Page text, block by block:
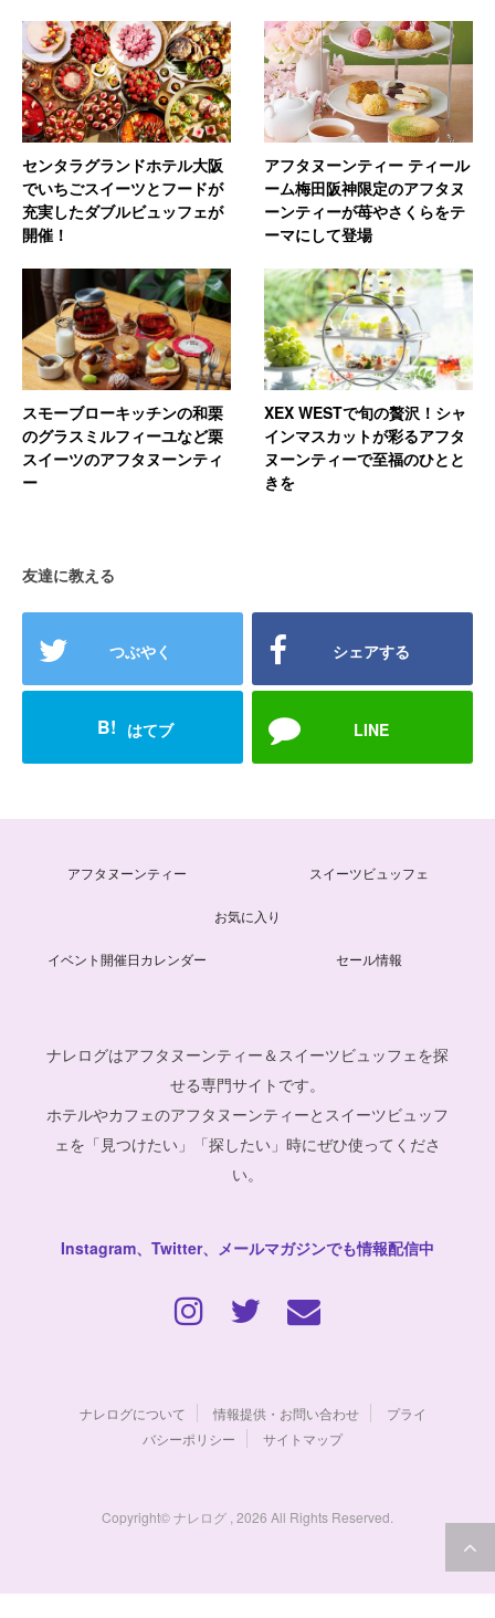
センタラグランドホテル大阪
でいちごスイーツとフードが
充実したダブルビュッフェが
開催！
アフタヌーンティー ティール
ーム梅田阪神限定のアフタヌ
ーンティーが苺やさくらをテ
ーマにして登場
スモーブローキッチンの和栗
のグラスミルフィーユなど栗
スイーツのアフタヌーンティ
ー
XEX WESTで旬の贅沢！シャ
インマスカットが彩るアフタ
ヌーンティーで至福のひとと
きを
友達に教える
つぶやく シェアする
B! はてブ LINE
アフタヌーンティー スイーツビュッフェ
お気に入り
イベント開催日カレンダー セール情報
ナレログはアフタヌーンティー＆スイーツビュッフェを探
せる専門サイトです。
ホテルやカフェのアフタヌーンティーとスイーツビュッフ
ェを「見つけたい」「探したい」時にぜひ使ってくださ
い。
Instagram、Twitter、メールマガジンでも情報配信中
ナレログについて 情報提供・お問い合わせ
プライ
バシーポリシー
サイトマップ
Copyright© ナレログ , 2026 All Rights Reserved.